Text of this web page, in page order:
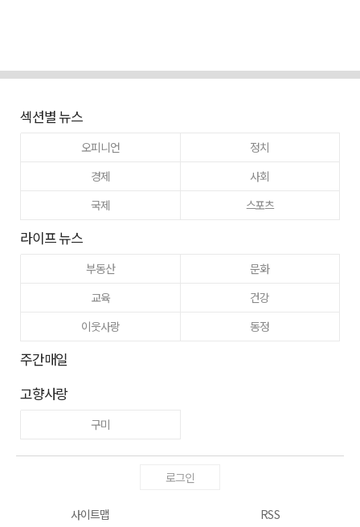
섹션별 뉴스
오피니언
정치
경제
사회
국제
스포츠
라이프 뉴스
부동산
문화
교육
건강
이웃사랑
동정
주간매일
고향사랑
구미
로그인
사이트맵 RSS